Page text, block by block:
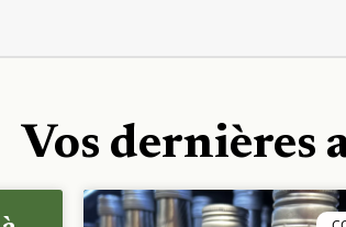
Vos dernières